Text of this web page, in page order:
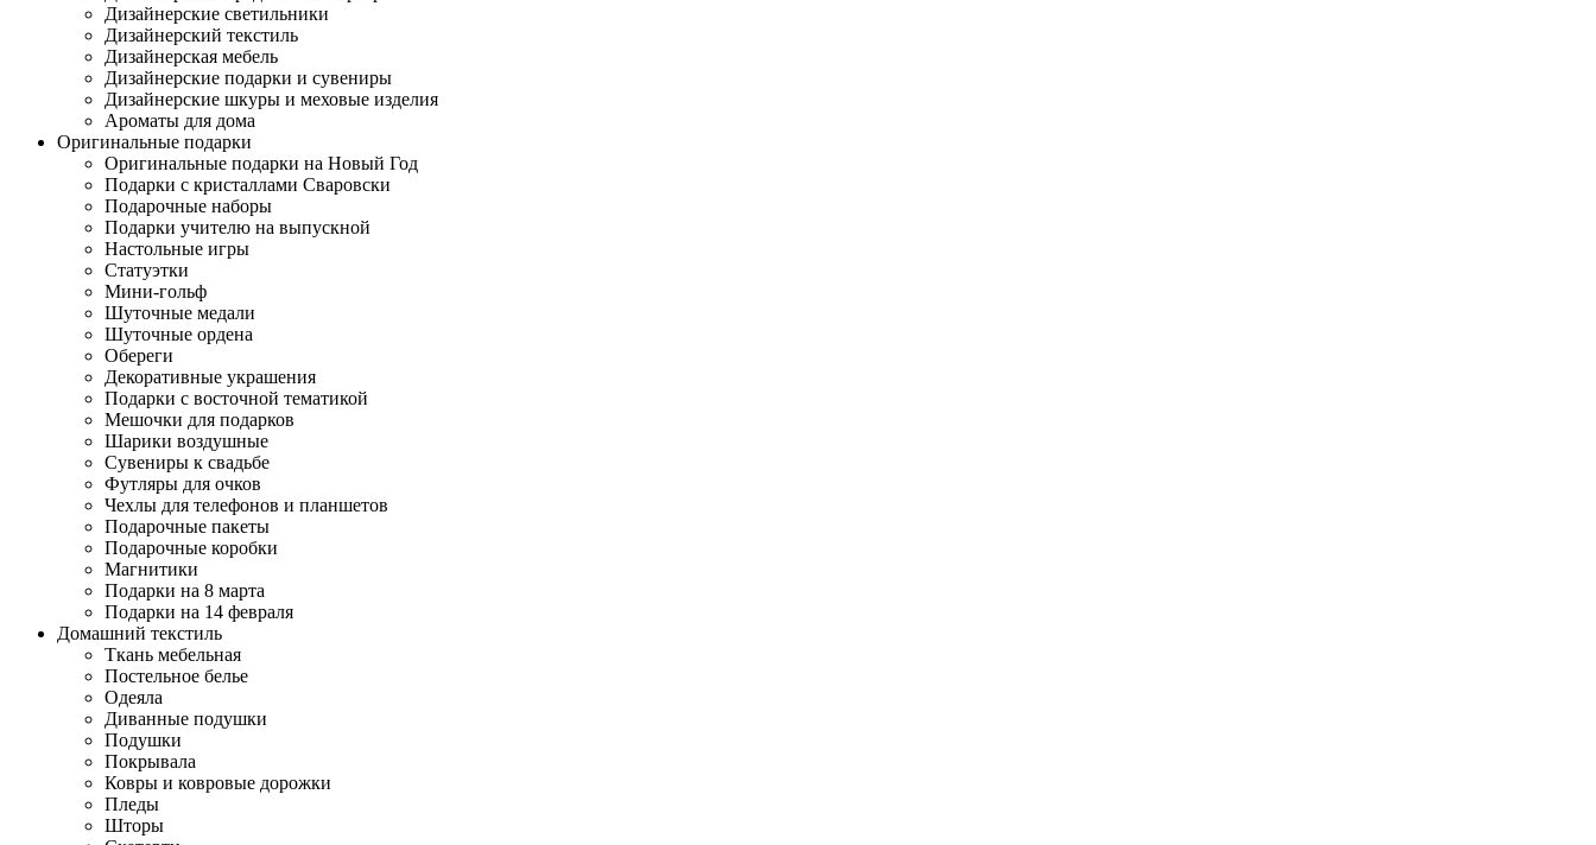
Дизайнерские светильники
Дизайнерский текстиль
Дизайнерская мебель
Дизайнерские подарки и сувениры
Дизайнерские шкуры и меховые изделия
Ароматы для дома
Оригинальные подарки
Оригинальные подарки на Новый Год
Подарки с кристаллами Сваровски
Подарочные наборы
Подарки учителю на выпускной
Настольные игры
Статуэтки
Мини-гольф
Шуточные медали
Шуточные ордена
Обереги
Декоративные украшения
Подарки с восточной тематикой
Мешочки для подарков
Шарики воздушные
Сувениры к свадьбе
Футляры для очков
Чехлы для телефонов и планшетов
Подарочные пакеты
Подарочные коробки
Магнитики
Подарки на 8 марта
Подарки на 14 февраля
Домашний текстиль
Ткань мебельная
Постельное белье
Одеяла
Диванные подушки
Подушки
Покрывала
Ковры и ковровые дорожки
Пледы
Шторы